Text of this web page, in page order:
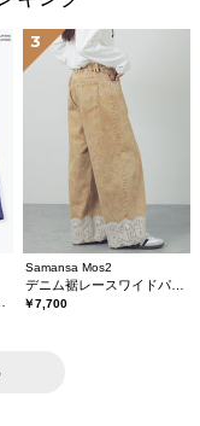
3
Samansa Mos2
デニム裾レースワイドパンツ
￥7,700